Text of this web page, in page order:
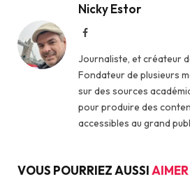
Nicky Estor
Facebook
Journaliste, et créateur
Fondateur de plusieurs
sur des sources
pour produire des
accessibles au grand
VOUS POURRIEZ AUSSIAIMER